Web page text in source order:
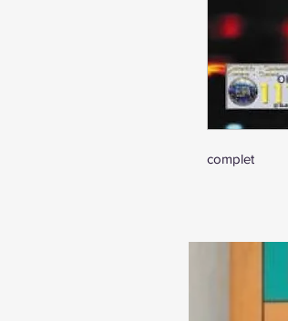
complet